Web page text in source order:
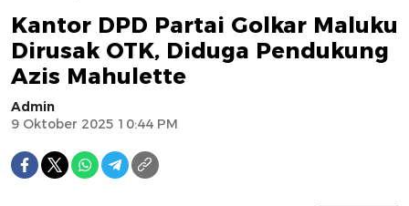
Kantor DPD Partai Golkar Maluku
Dirusak OTK, Diduga Pendukung
Azis Mahulette
Admin
9 Oktober 2025 10:44 PM